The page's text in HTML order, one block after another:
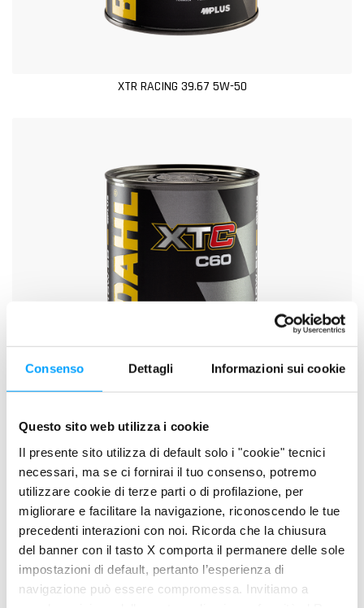
Consenso Dettagli Informazioni sui cookie
Questo sito web utilizza i cookie
Il presente sito utilizza di default solo i "cookie" tecnici
necessari, ma se ci fornirai il tuo consenso, potremo
utilizzare cookie di terze parti o di profilazione, per
migliorare e facilitare la navigazione, riconoscendo le tue
precedenti interazioni con noi. Ricorda che la chiusura
del banner con il tasto X comporta il permanere delle sole
impostazioni di default, pertanto l’esperienza di
navigazione può essere compromessa. Invitiamo a
XTR RACING 39.67 5W-50
XTC C60 10W-50